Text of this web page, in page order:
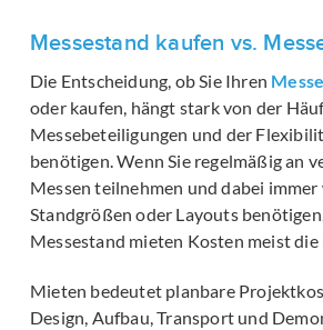
Messestand kaufen vs.
Die Entscheidung, ob Sie Ihren
oder kaufen, hängt stark von der
Messebeteiligungen und der
benötigen. Wenn Sie regelmäßig an
Messen teilnehmen und dabei
Standgrößen oder Layouts
Messestand mieten Kosten meist die
Mieten bedeutet planbare
Design, Aufbau, Transport und